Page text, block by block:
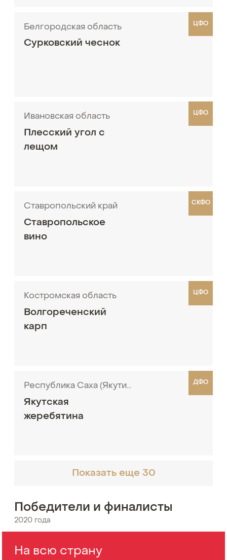
Сурковский чеснок
Белгородская область ЦФО
Плесский угол с
лещом
Ивановская область ЦФО
Ставропольское
вино
Ставропольский край СКФО
Волгореченский
карп
Костромская область ЦФО
Якутская
жеребятина
Республика Саха (Якутия) ДФО
Показать еще 30
Победители и финалисты
2020 года
На всю страну